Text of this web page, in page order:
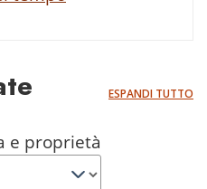
ESPANDI TUTTO
e proprietà